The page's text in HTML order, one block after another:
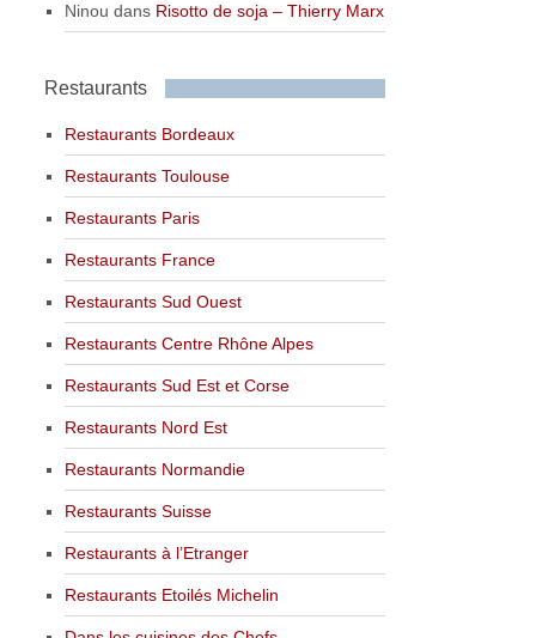
Ninou dans Risotto de soja – Thierry Marx
Restaurants
Restaurants Bordeaux
Restaurants Toulouse
Restaurants Paris
Restaurants France
Restaurants Sud Ouest
Restaurants Centre Rhône Alpes
Restaurants Sud Est et Corse
Restaurants Nord Est
Restaurants Normandie
Restaurants Suisse
Restaurants à l’Etranger
Restaurants Etoilés Michelin